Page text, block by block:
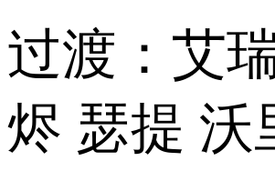
过渡：艾
烬 瑟提 沃